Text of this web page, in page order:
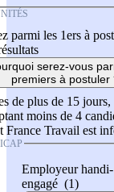
parmi les 1ers à
serez-vous
premiers à postuler
de plus de 15 jours,
moins de 4
France Travail est
Employeur handi-
engagé (1)